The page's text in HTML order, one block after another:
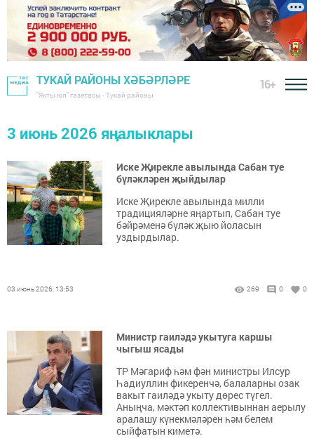
ТУКАЙ РАЙОНЫ ХӘБӘРЛӘРЕ
"Якты юл" газетасы - Тукай районы
16+
3 июнь 2026 яңалыклары
Иске Җирекле авылында Сабан туе
бүләкләрен җыйдылар
Иске Җирекле авылында милли
традицияләрне яңартып, Сабан туе
бәйрәменә бүләк җыю йоласын
уздырдылар.
03 июнь 2026, 13:53 269 0 0
Министр гаиләдә укытуга каршы
чыгыш ясады
ТР Мәгариф һәм фән министры Илсур
Һадиуллин фикеренчә, балаларны озак
вакыт гаиләдә укыту дөрес түгел.
Аныңча, мәктәп коллективыннан аерылу
аралашу күнекмәләрен һәм белем
сыйфатын киметә.